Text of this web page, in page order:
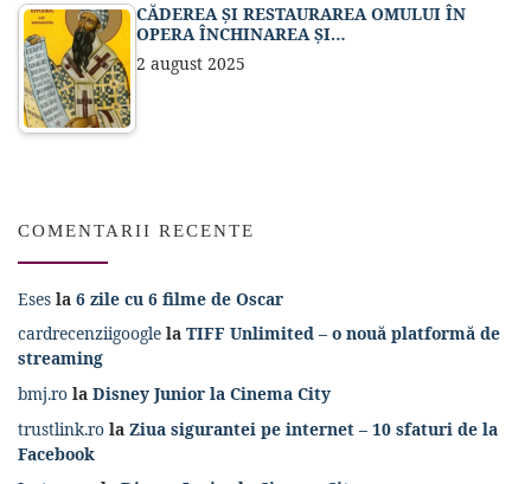
CĂDEREA ȘI RESTAURAREA OMULUI ÎN
OPERA ÎNCHINAREA ȘI…
2 august 2025
COMENTARII RECENTE
Eses la 6 zile cu 6 filme de Oscar
cardrecenziigoogle la TIFF Unlimited – o nouă platformă de
streaming
bmj.ro la Disney Junior la Cinema City
trustlink.ro la Ziua sigurantei pe internet – 10 sfaturi de la
Facebook